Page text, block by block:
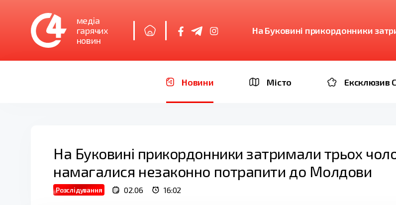
медіа
гарячих
новин
На Буковині прикордонники
Новини Місто Ексклюзив
На Буковині прикордонники затримали трьох
намагалися незаконно потрапити до Молдови
Розслідування 02.06 16:02